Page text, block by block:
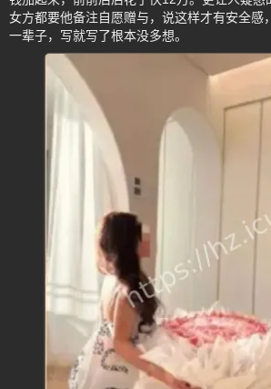
女方都要他备注自愿赠与，说这样才有安全感
一辈子，写就写了根本没多想。